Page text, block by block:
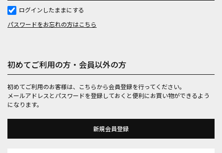
ログインしたままにする
パスワードをお忘れの方はこちら
初めてご利用の方・会員以外の方
初めてご利用のお客様は、こちらから会員登録を行ってください。
メールアドレスとパスワードを登録しておくと便利にお買い物ができるよう
になります。